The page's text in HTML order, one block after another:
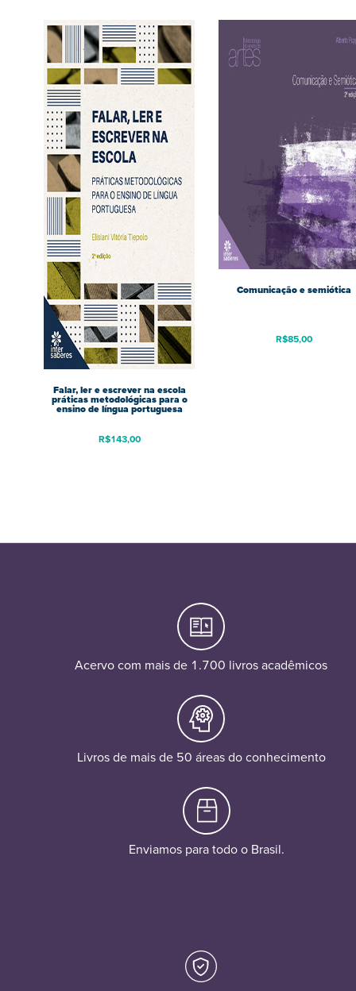
Falar, ler e escrever na escola
práticas metodológicas para o
ensino de língua portuguesa
R$143,00
Comunicação e semiótica
R$85,00
Acervo com mais de 1.700 livros acadêmicos
Livros de mais de 50 áreas do conhecimento
Enviamos para todo o Brasil.